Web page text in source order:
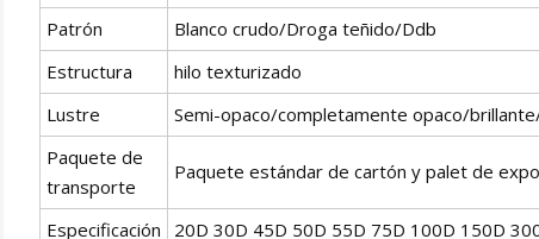
Patrón
Blanco crudo/Droga teñido/Ddb
Estructura
hilo texturizado
Lustre
Semi-opaco/completamente opaco/
Paquete de
transporte
Paquete estándar de cartón y palet de
Especificación
20D 30D 45D 50D 55D 75D 100D 150D